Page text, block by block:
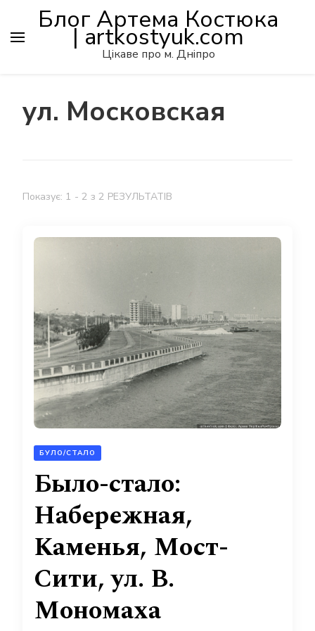
Блог Артема Костюка
| artkostyuk.com
Цікаве про м. Дніпро
ул. Московская
Показує: 1 - 2 з 2 РЕЗУЛЬТАТІВ
БУЛО/СТАЛО
Было-стало:
Набережная,
Каменья, Мост-
Сити, ул. В.
Мономаха